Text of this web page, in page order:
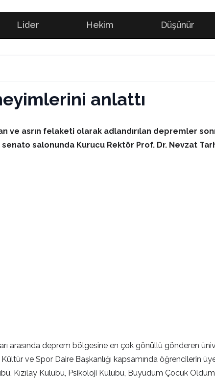
Lider Hekim Düşünür
anlattı
ve asrın felaketi olarak adlandırılan depremler
salonunda Kurucu Rektör Prof. Dr. Nevzat
arasında deprem bölgesine en çok gönüllü gönderen
ve Spor Daire Başkanlığı kapsamında öğrencilerin
Kızılay Kulübü, Psikoloji Kulübü, Büyüdüm Çocuk